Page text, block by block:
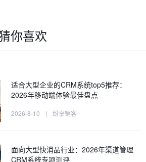
你喜欢
适合大型企业的CRM系统top5推荐：
2026年移动端体验最佳盘点
2026-8-10 | 纷享销客
面向大型快消品行业：2026年渠道管理
CRM系统专项测评